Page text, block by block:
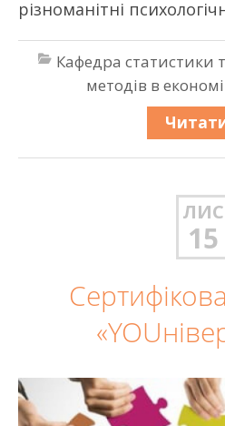
різноманітні
Кафедра статистики
методів в
ЛИС
15